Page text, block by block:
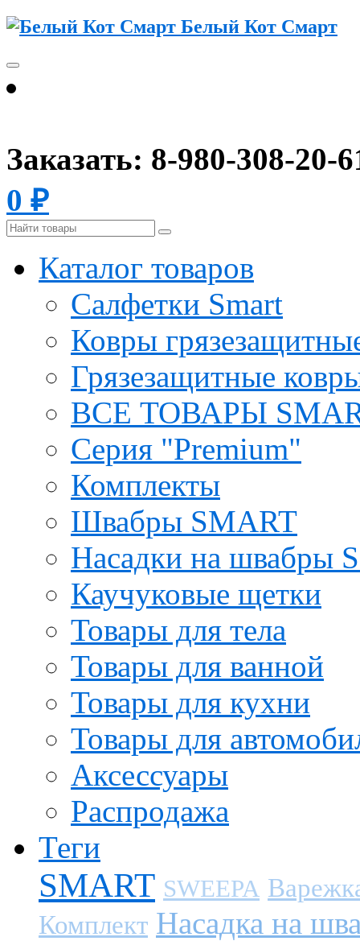
Белый Кот Смарт
Заказать: 8-980-308-20-
0 ₽
Каталог товаров
Салфетки Smart
Ковры
Грязезащитные
ВСЕ ТОВАРЫ
Серия "Premium"
Комплекты
Швабры SMART
Насадки на швабры
Каучуковые щетки
Товары для тела
Товары для ванной
Товары для кухни
Товары для
Аксессуары
Распродажа
Теги
SMART SWEEPA
Комплект Насадка на